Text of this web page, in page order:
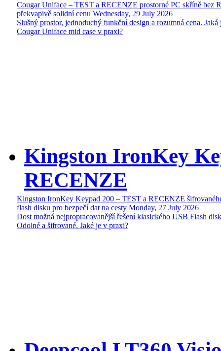
Cougar Uniface – TEST a RECENZE prostorné PC skříně bez
překvapivě solidní cenu Wednesday, 29 July 2026
Slušný prostor, jednoduchý funkční design a rozumná cena. Jaká
Cougar Uniface mid case v praxi?
Kingston IronKey
RECENZE
Kingston IronKey Keypad 200 – TEST a RECENZE
flash disku pro bezpečí dat na cesty Monday, 27 July 2026
Dost možná nejpropracovanější řešení klasického USB Flash
Odolné a šifrované. Jaké je v praxi?